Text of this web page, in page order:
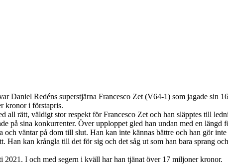
Daniel Redéns superstjärna Francesco Zet (V64-1) som jagade
kronor i förstapris.
all rätt, väldigt stor respekt för Francesco Zet och han släpptes till
på sina konkurrenter. Över upploppet gled han undan med en längd
väntar på dom till slut. Han kan inte kännas bättre och han gör
kan krångla till det för sig och det såg ut som han bara sprang
I och med segern i kväll har han tjänat över 17 miljoner kronor.